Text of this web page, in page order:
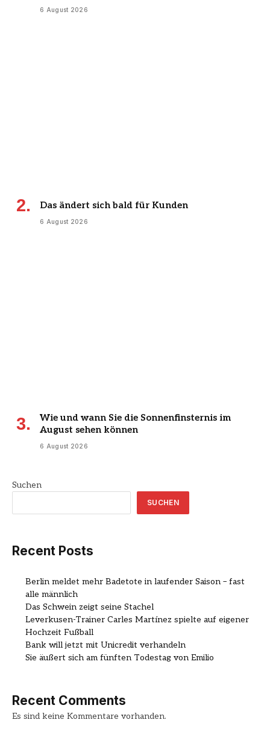
6 August 2026
Das ändert sich bald für Kunden
6 August 2026
Wie und wann Sie die Sonnenfinsternis im
August sehen können
6 August 2026
Suchen
SUCHEN
Recent Posts
Berlin meldet mehr Badetote in laufender Saison – fast
alle männlich
Das Schwein zeigt seine Stachel
Leverkusen-Trainer Carles Martínez spielte auf eigener
Hochzeit Fußball
Bank will jetzt mit Unicredit verhandeln
Sie äußert sich am fünften Todestag von Emilio
Recent Comments
Es sind keine Kommentare vorhanden.